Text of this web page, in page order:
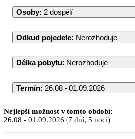
Osoby: 2 dospělí
Odkud pojedete: Nerozhoduje
Délka pobytu: Nerozhoduje
Termín: 26.08 - 01.09.2026
Srpen
PO ÚT ST ČT
Nejlepší možnost v tomto období:
26.08 - 01.09.2026 (7 dní, 5 nocí)